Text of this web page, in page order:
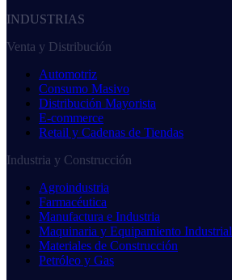
INDUSTRIAS
Venta y Distribución
Automotriz
Consumo Masivo
Distribución Mayorista
E-commerce
Retail y Cadenas de Tiendas
Industria y Construcción
Agroindustria
Farmacéutica
Manufactura e Industria
Maquinaria y Equipamiento Industrial
Materiales de Construcción
Petróleo y Gas